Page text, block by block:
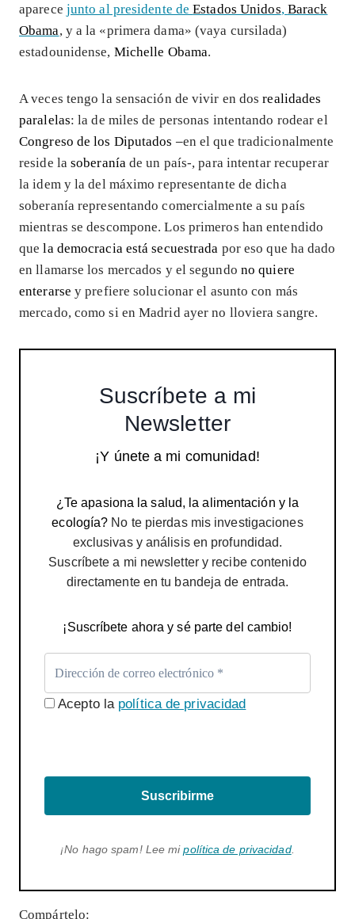
aparece junto al presidente deEstados Unidos, Barack
Obama, y a la «primera dama» (vaya cursilada)
estadounidense, Michelle Obama.
A veces tengo la sensación de vivir en dosrealidades
paralelas: la de miles de personas intentando rodear el
Congreso de los Diputados –en el que tradicionalmente
reside lasoberanía de un país-, para intentar recuperar
la idem y la del máximo representante de dicha
soberanía representando comercialmente a su país
mientras se descompone. Los primeros han entendido
quela democracia está secuestrada por eso que ha dado
en llamarse los mercados y el segundo no quiere
enterarse y prefiere solucionar el asunto con más
mercado, como si en Madrid ayer no lloviera sangre.
Suscríbete a mi
Newsletter
¡Y únete a mi comunidad!
¿Te apasiona la salud, la alimentación y la
ecología? No te pierdas mis investigaciones
exclusivas y análisis en profundidad.
Suscríbete a mi newsletter y recibe contenido
directamente en tu bandeja de entrada.
¡Suscríbete ahora y sé parte del cambio!
Acepto la política de privacidad
Suscribirme
¡No hago spam! Lee mipolítica de privacidad.
Compártelo: